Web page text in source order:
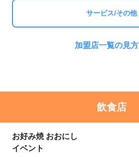
サービス/その他
加盟店一覧の見方
飲食店
お好み焼 おおにし
イベント